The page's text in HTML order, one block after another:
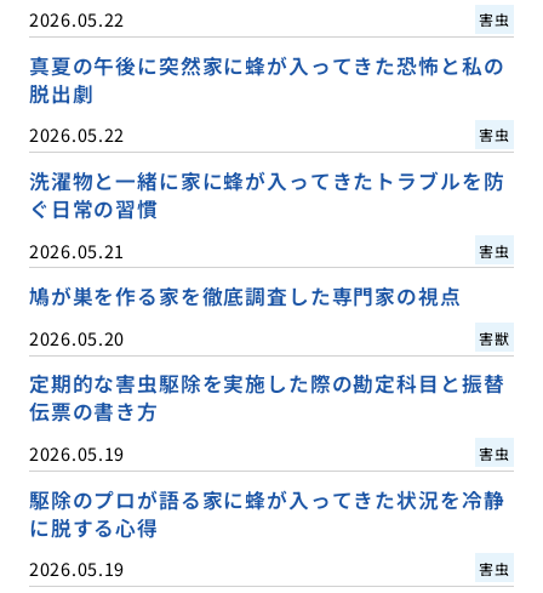
2026.05.22 害虫
真夏の午後に突然家に蜂が入ってきた恐怖と私の
脱出劇
2026.05.22 害虫
洗濯物と一緒に家に蜂が入ってきたトラブルを防
ぐ日常の習慣
2026.05.21 害虫
鳩が巣を作る家を徹底調査した専門家の視点
2026.05.20 害獣
定期的な害虫駆除を実施した際の勘定科目と振替
伝票の書き方
2026.05.19 害虫
駆除のプロが語る家に蜂が入ってきた状況を冷静
に脱する心得
2026.05.19 害虫